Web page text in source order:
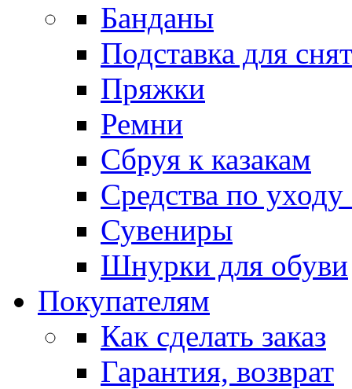
Банданы
Подставка для
Пряжки
Ремни
Сбруя к казакам
Средства по
Сувениры
Шнурки для обуви
Покупателям
Как сделать заказ
Гарантия, возврат